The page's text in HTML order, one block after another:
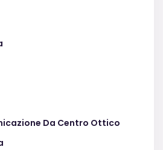
Da Centro Ottico